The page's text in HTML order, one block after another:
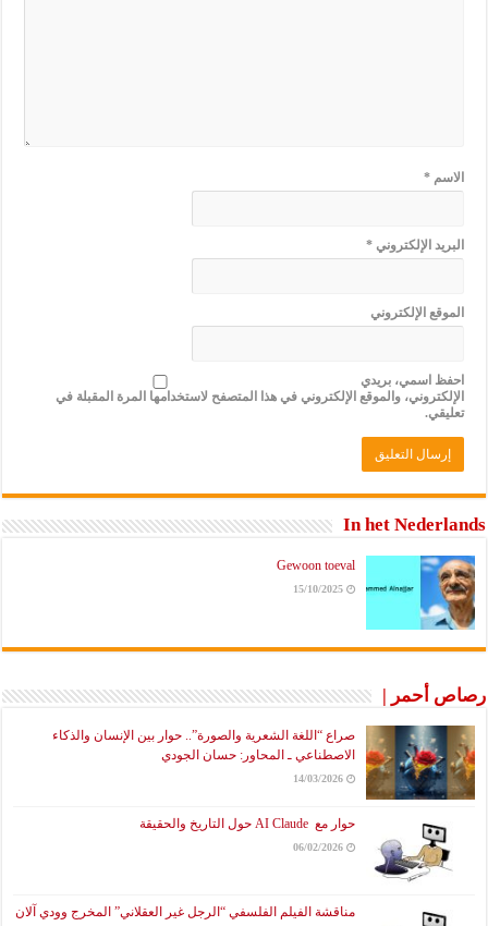
الاسم*
البريد الإلكتروني*
الموقع الإلكتروني
احفظ اسمي، بريدي
الإلكتروني، والموقع الإلكتروني في هذا المتصفح لاستخدامها المرة المقبلة في
تعليقي.
In het Nederlands
Gewoon toeval
15/10/2025
رصاص أحمر |
صراع “اللغة الشعرية والصورة”.. حوار بين الإنسان والذكاء
الاصطناعي ـ المحاور: حسان الجودي
14/03/2026
حوار مع AI Claude حول التاريخ والحقيقة
06/02/2026
مناقشة الفيلم الفلسفي “الرجل غير العقلاني” المخرج وودي آلان